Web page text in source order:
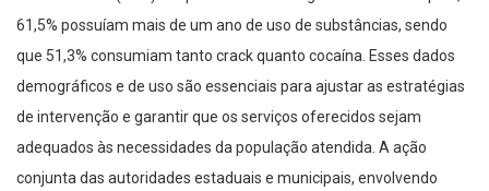
61,5% possuíam mais de um ano de uso de substâncias, sendo
que 51,3% consumiam tanto crack quanto cocaína. Esses dados
demográficos e de uso são essenciais para ajustar as estratégias
de intervenção e garantir que os serviços oferecidos sejam
adequados às necessidades da população atendida. A ação
conjunta das autoridades estaduais e municipais, envolvendo